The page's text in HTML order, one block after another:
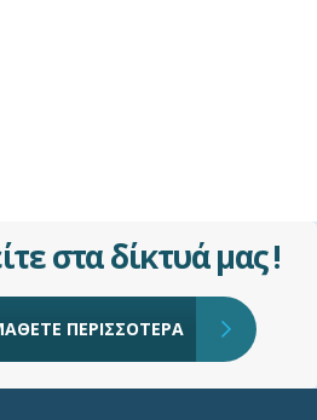
στα δίκτυά μας !
ΠΕΡΙΣΣΟΤΕΡΑ